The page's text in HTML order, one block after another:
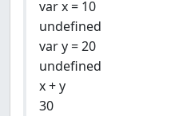
var x = 10
undefined
var y = 20
undefined
x + y
30